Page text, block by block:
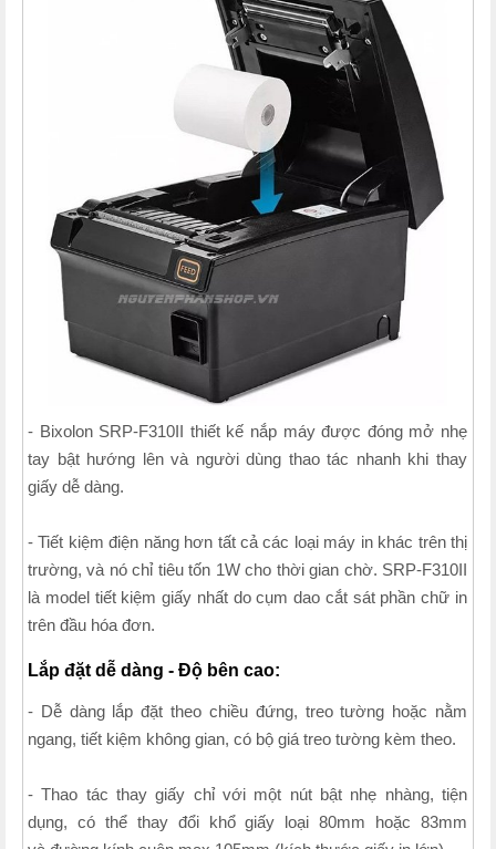
- Bixolon SRP-F310II thiết kế nắp máy được đóng mở nhẹ
tay bật hướng lên và người dùng thao tác nhanh khi thay
giấy dễ dàng.
- Tiết kiệm điện năng hơn tất cả các loại máy in khác trên thị
trường, và nó chỉ tiêu tốn 1W cho thời gian chờ. SRP-F310II
là model tiết kiệm giấy nhất do cụm dao cắt sát phần chữ in
trên đầu hóa đơn.
Lắp đặt dễ dàng - Độ bên cao:
- Dễ dàng lắp đặt theo chiều đứng, treo tường hoặc nằm
ngang, tiết kiệm không gian, có bộ giá treo tường kèm theo.
- Thao tác thay giấy chỉ với một nút bật nhẹ nhàng, tiện
dụng, có thể thay đổi khổ giấy loại 80mm hoặc 83mm